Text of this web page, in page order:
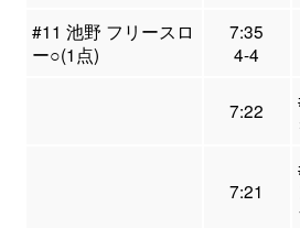
#11 池野 フリースロ
ー○(1点)
7:35
4-4
7:22
7:21